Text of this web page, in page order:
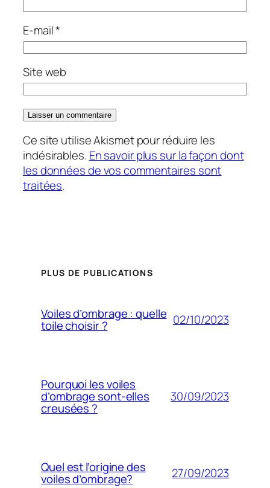
E-mail*
Site web
Ce site utilise Akismet pour réduire les
indésirables. En savoir plus sur la façon dont
les données de vos commentaires sont
traitées.
PLUS DE PUBLICATIONS
Voiles d’ombrage : quelle
toile choisir ? 02/10/2023
Pourquoi les voiles
d’ombrage sont-elles
creusées ?
30/09/2023
Quel est l’origine des
voiles d’ombrage? 27/09/2023